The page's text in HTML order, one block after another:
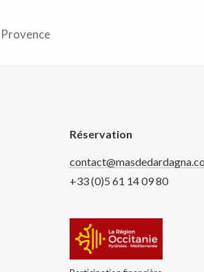
Provence
Réservation
+33 (0)5 61 14 09 80